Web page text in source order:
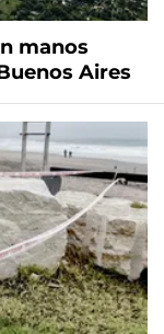
manos
Aires